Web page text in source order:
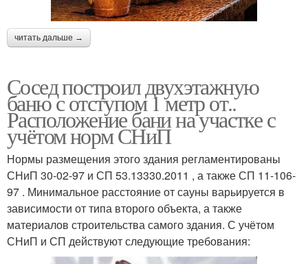
читать дальше →
Сосед построил двухэтажную
баню с отступом 1 метр от..
Расположение бани на участке с
учётом норм СНиП
Нормы размещения этого здания регламентированы
СНиП 30-02-97 и СП 53.13330.2011 , а также СП 11-106-
97 . Минимальное расстояние от сауны варьируется в
зависимости от типа второго объекта, а также
материалов строительства самого здания. С учётом
СНиП и СП действуют следующие требования: